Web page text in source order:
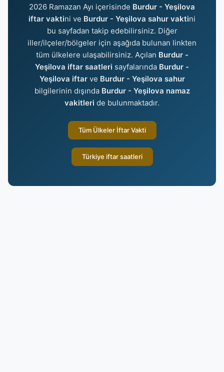
2026 Ramazan Ayı içerisinde Burdur - Yeşilova
iftar vaktini ve Burdur - Yeşilova sahur vaktini
bu sayfadan takip edebilirsiniz. Diğer
iller/ilçeler/bölgeler için aşağıda bulunan linkten
tüm ülkelere ulaşabilirsiniz. Açılan Burdur -
Yeşilova iftar saatleri sayfalarında Burdur -
Yeşilova iftarve Burdur - Yeşilova sahur
bilgilerinin dışında Burdur - Yeşilova namaz
vakitleri de bulunmaktadır.
Tüm Ülkeler İftar Vakti
Türkiye iftar saatleri